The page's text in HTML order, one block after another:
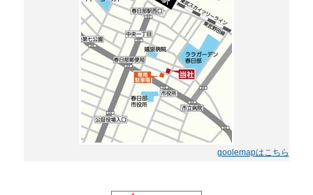
goolemapはこちら